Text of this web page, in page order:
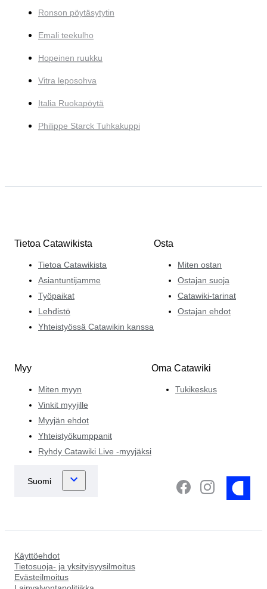
Ronson pöytäsytytin
Emali teekulho
Hopeinen ruukku
Vitra leposohva
Italia Ruokapöytä
Philippe Starck Tuhkakuppi
Tietoa Catawikista
Tietoa Catawikista
Asiantuntijamme
Työpaikat
Lehdistö
Yhteistyössä Catawikin kanssa
Osta
Miten ostan
Ostajan suoja
Catawiki-tarinat
Ostajan ehdot
Myy
Miten myyn
Vinkit myyjille
Myyjän ehdot
Yhteistyökumppanit
Ryhdy Catawiki Live -myyjäksi
Oma Catawiki
Tukikeskus
Käyttöehdot
Tietosuoja- ja yksityisyysilmoitus
Evästeilmoitus